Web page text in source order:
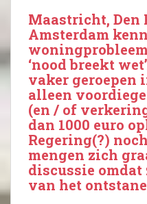
Maastricht, Den
Amsterdam
‘nood breekt
vaker geroepen
alleen
(en / of
dan 1000 euro
Regering(?)
mengen zich
discussie
van het